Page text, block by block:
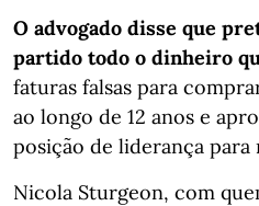
O advogado disse que
partido todo o dinheiro
faturas falsas para
ao longo de 12 anos e
posição de liderança para
Nicola Sturgeon, com